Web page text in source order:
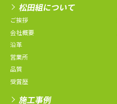
松田組について
ご挨拶
会社概要
沿革
営業所
品質
受賞歴
施工事例